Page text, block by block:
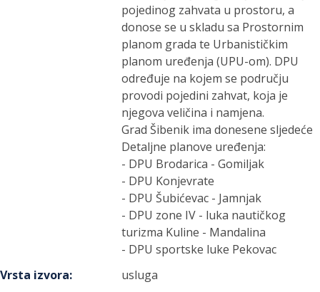
pojedinog zahvata u prostoru, a
donose se u skladu sa Prostornim
planom grada te Urbanističkim
planom uređenja (UPU-om). DPU
određuje na kojem se području
provodi pojedini zahvat, koja je
njegova veličina i namjena.
Grad Šibenik ima donesene sljedeće
Detaljne planove uređenja:
- DPU Brodarica - Gomiljak
- DPU Konjevrate
- DPU Šubićevac - Jamnjak
- DPU zone IV - luka nautičkog
turizma Kuline - Mandalina
- DPU sportske luke Pekovac
Vrsta izvora:
usluga